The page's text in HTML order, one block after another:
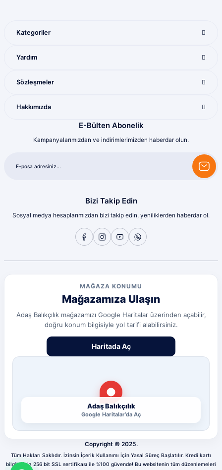
Kategoriler
Yardım
Sözleşmeler
Hakkımızda
E-Bülten Abonelik
Kampanyalarımızdan ve indirimlerimizden haberdar olun.
Bizi Takip Edin
Sosyal medya hesaplarımızdan bizi takip edin, yeniliklerden haberdar ol.
MAĞAZA KONUMU
Mağazamıza Ulaşın
Adaş Balıkçılık mağazamızı Google Haritalar üzerinden açabilir,
doğru konum bilgisiyle yol tarifi alabilirsiniz.
Haritada Aç
Adaş Balıkçılık
Google Haritalar’da Aç
Copyright © 2025.
Tüm Hakları Saklıdır. İzinsin İçerik Kullanımı İçin Yasal Süreç Başlatılır. Kredi kartı
bilgileriniz 256 bit SSL sertifikası ile %100 güvende! Bu websitenin tüm düzenlemeleri